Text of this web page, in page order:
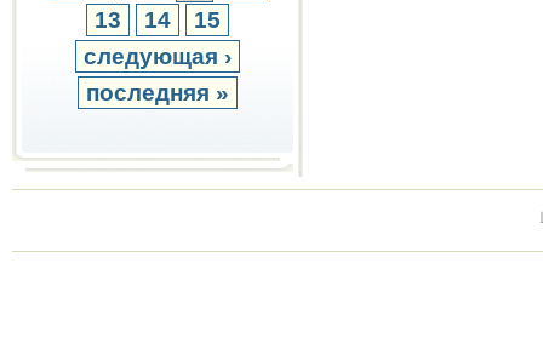
13
14
15
следующая ›
последняя »